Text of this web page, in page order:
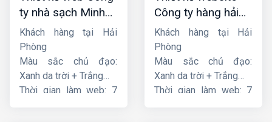
ty nhà sạch Minh
Dương
Khách hàng tại Hải
Phòng
Màu sắc chủ đạo:
Xanh da trời + Trắng
Thời gian làm web: 7
Công ty hàng hải
liên minh
Khách hàng tại Hải
Phòng
Màu sắc chủ đạo:
Xanh da trời + Trắng
Thời gian làm web: 7